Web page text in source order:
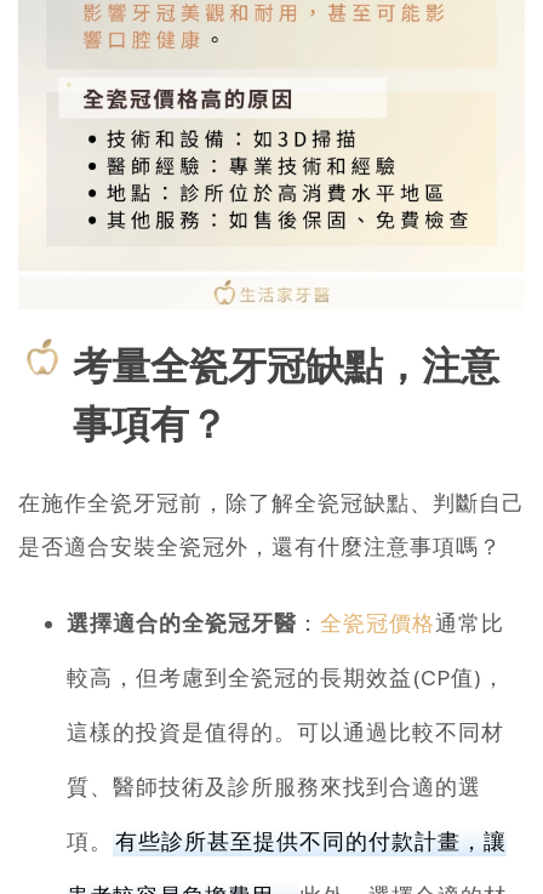
考量全瓷牙冠缺點，注意
事項有？
在施作全瓷牙冠前，除了解全瓷冠缺點、判斷自己
是否適合安裝全瓷冠外，還有什麼注意事項嗎？
選擇適合的全瓷冠牙醫 ： 全瓷冠價格通常比
較高，但考慮到全瓷冠的長期效益(CP值)，
這樣的投資是值得的。可以通過比較不同材
質、醫師技術及診所服務來找到合適的選
項。 有些診所甚至提供不同的付款計畫，讓